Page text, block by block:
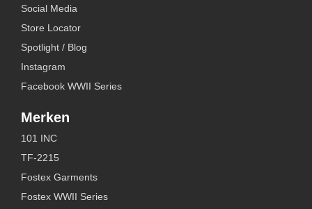
Social Media
Store Locator
Spotlight / Blog
Instagram
Facebook WWII Series
Merken
101 INC
TF-2215
Fostex Garments
Fostex WWII Series